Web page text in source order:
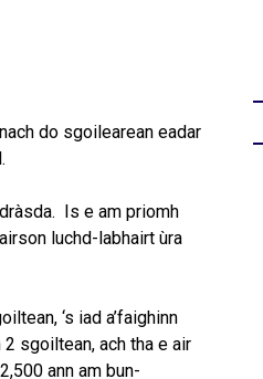
do sgoilearean eadar
Is e am priomh
luchd-labhairt ùra
‘s iad a’faighinn
sgoiltean, ach tha e air
ann am bun-